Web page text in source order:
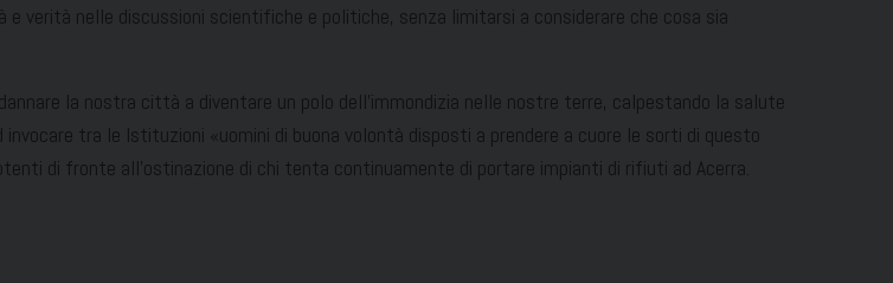
e verità nelle discussioni scientifiche e politiche, senza limitarsi a considerare che cosa sia
la nostra città a diventare un polo dell’immondizia nelle nostre terre, calpestando la salute
tra le Istituzioni «uomini di buona volontà disposti a prendere a cuore le sorti di questo
di fronte all’ostinazione di chi tenta continuamente di portare impianti di rifiuti ad Acerra.